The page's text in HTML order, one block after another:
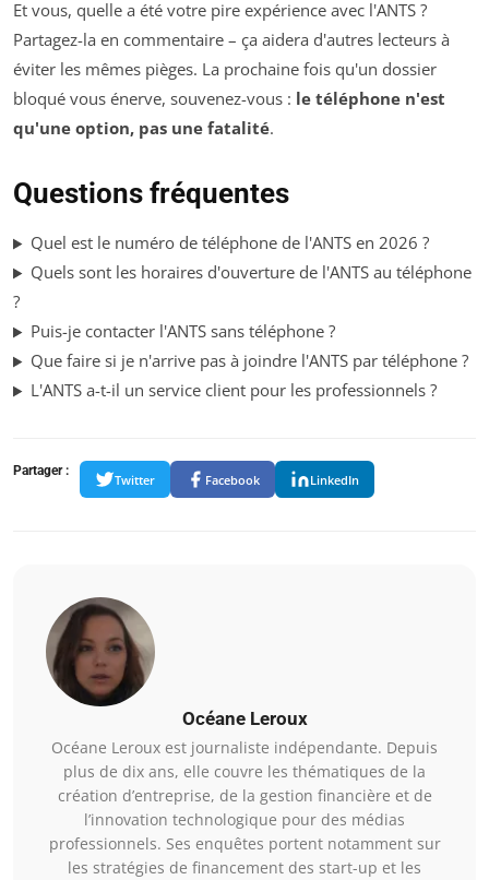
Et vous, quelle a été votre pire expérience avec l'ANTS ?
Partagez-la en commentaire – ça aidera d'autres lecteurs à
éviter les mêmes pièges. La prochaine fois qu'un dossier
bloqué vous énerve, souvenez-vous : le téléphone n'est
qu'une option, pas une fatalité.
Questions fréquentes
Quel est le numéro de téléphone de l'ANTS en 2026 ?
Quels sont les horaires d'ouverture de l'ANTS au téléphone
?
Puis-je contacter l'ANTS sans téléphone ?
Que faire si je n'arrive pas à joindre l'ANTS par téléphone ?
L'ANTS a-t-il un service client pour les professionnels ?
Partager :
Twitter Facebook LinkedIn
Océane Leroux
Océane Leroux est journaliste indépendante. Depuis
plus de dix ans, elle couvre les thématiques de la
création d’entreprise, de la gestion financière et de
l’innovation technologique pour des médias
professionnels. Ses enquêtes portent notamment sur
les stratégies de financement des start-up et les